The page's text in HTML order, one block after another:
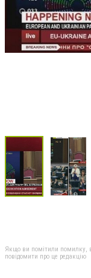
Якщо ви помітили помилку,
повідомити про це редакцію